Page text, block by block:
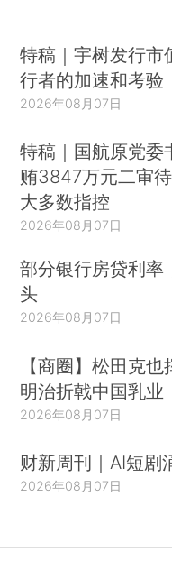
特稿｜宇树发行市
行者的加速和考验
2026年08月07日
特稿｜国航原党委
贿3847万元二审
大多数指控
2026年08月07日
部分银行房贷利率
头
2026年08月07日
【商圈】松田克
明治折戟中国乳业
2026年08月07日
财新周刊｜AI短剧
2026年08月07日